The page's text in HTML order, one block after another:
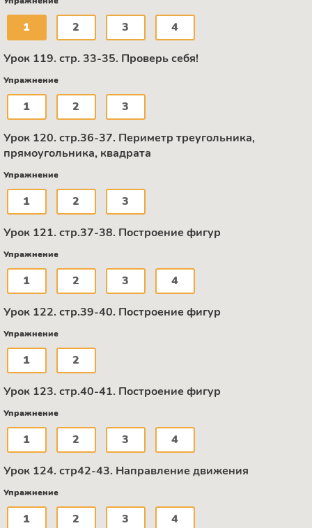
1 2 3 4
Урок 119. стр. 33-35. Проверь себя!
Упражнение
1 2 3
Урок 120. стр.36-37. Периметр треугольника,
прямоугольника, квадрата
Упражнение
1 2 3
Урок 121. стр.37-38. Построение фигур
Упражнение
1 2 3 4
Урок 122. стр.39-40. Построение фигур
Упражнение
1 2
Урок 123. стр.40-41. Построение фигур
Упражнение
1 2 3 4
Урок 124. стр42-43. Направление движения
Упражнение
1 2 3 4